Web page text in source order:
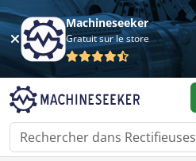
Machineseeker
Gratuit sur le store